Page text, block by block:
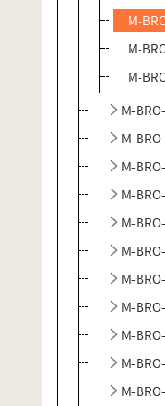
M-
M-
M-
M-
M-
M-
M-
M-
M-
M-
M-
M-
M-
M-